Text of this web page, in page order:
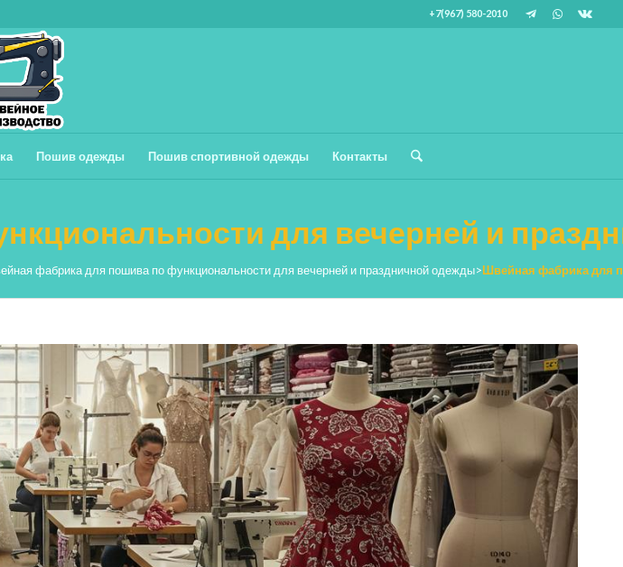
+7(967) 580-2010
Пошив одежды Пошив спортивной одежды Контакты
для вечерней и
фабрика для пошива по функциональности для вечерней и праздничной одежды>Швейная фабрика для